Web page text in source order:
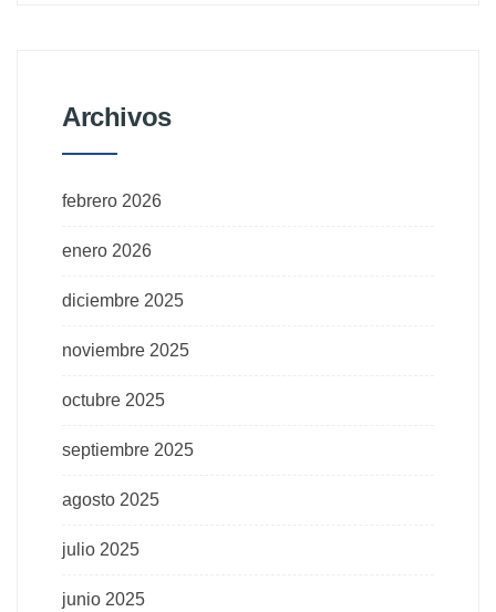
Archivos
febrero 2026
enero 2026
diciembre 2025
noviembre 2025
octubre 2025
septiembre 2025
agosto 2025
julio 2025
junio 2025